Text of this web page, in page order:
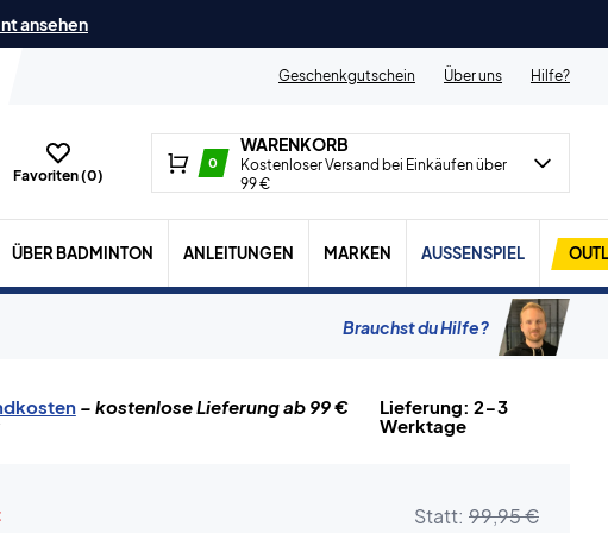
ansehen
Geschenkgutschein
Über uns Hilfe?
Favoriten (0)
0
WARENKORB
Kostenloser Versand bei Einkäufen über
99 €
ÜBER BADMINTON ANLEITUNGEN MARKEN AUSSENSPIEL
Brauchst du Hilfe?
– kostenlose Lieferung ab 99 €
Lieferung: 2-3
Werktage
Statt: 99,95 €